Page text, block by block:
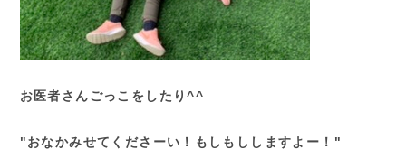
お医者さんごっこをしたり^^
"おなかみせてくださーい！もしもししますよー！"